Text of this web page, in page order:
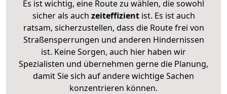
Es ist wichtig, eine Route zu wählen, die sowohl
sicher als auch zeiteffizientist. Es ist auch
ratsam, sicherzustellen, dass die Route frei von
Straßensperrungen und anderen Hindernissen
ist. Keine Sorgen, auch hier haben wir
Spezialisten und übernehmen gerne die Planung,
damit Sie sich auf andere wichtige Sachen
konzentrieren können.